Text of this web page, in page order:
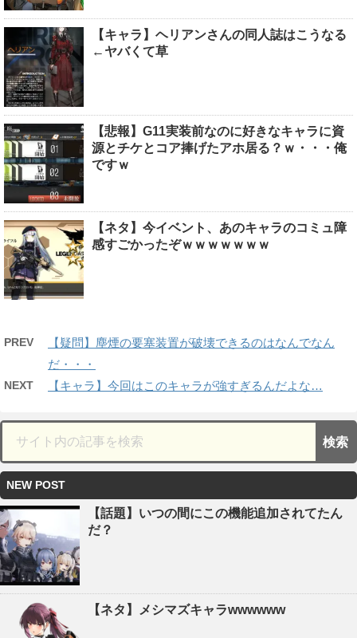
【キャラ】ヘリアンさんの同人誌はこうなる
←ヤバくて草
【悲報】G11実装前なのに好きなキャラに資
源とチケとコア捧げたアホ居る？ｗ・・・俺
ですｗ
【ネタ】今イベント、あのキャラのコミュ障
感すごかったぞｗｗｗｗｗｗｗ
PREV
【疑問】塵煙の要塞装置が破壊できるのはなんでなん
だ・・・
NEXT 【キャラ】今回はこのキャラが強すぎるんだよな…
NEW POST
【話題】いつの間にこの機能追加されてたん
だ？
【ネタ】メシマズキャラwwwwww